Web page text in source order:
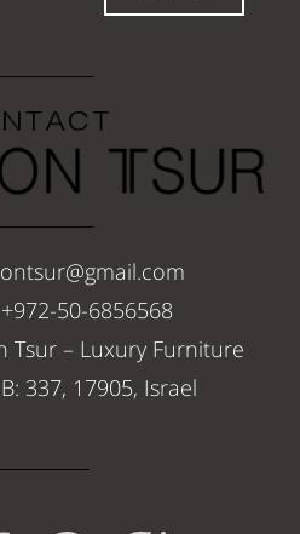
50-6856568
Tsur – Luxury Furniture
337, 17905, Israel